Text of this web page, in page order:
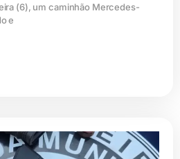
(6), um caminhão Mercedes-
e